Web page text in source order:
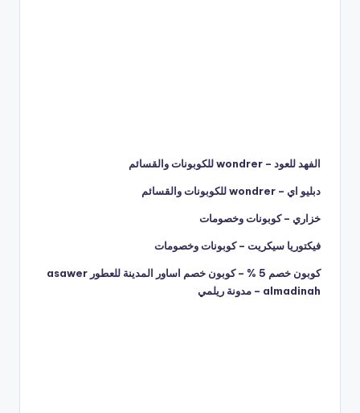
الفهد للعود – wondrer للكوبونات والقسائم
دبليو اي – wondrer للكوبونات والقسائم
خزاري – كوبونات وخصومات
فيكتوريا سيكريت – كوبونات وخصومات
كوبون خصم 5 % – كوبون خصم اساور المدينة للعطور asawer
almadinah – مدونة ريلمي